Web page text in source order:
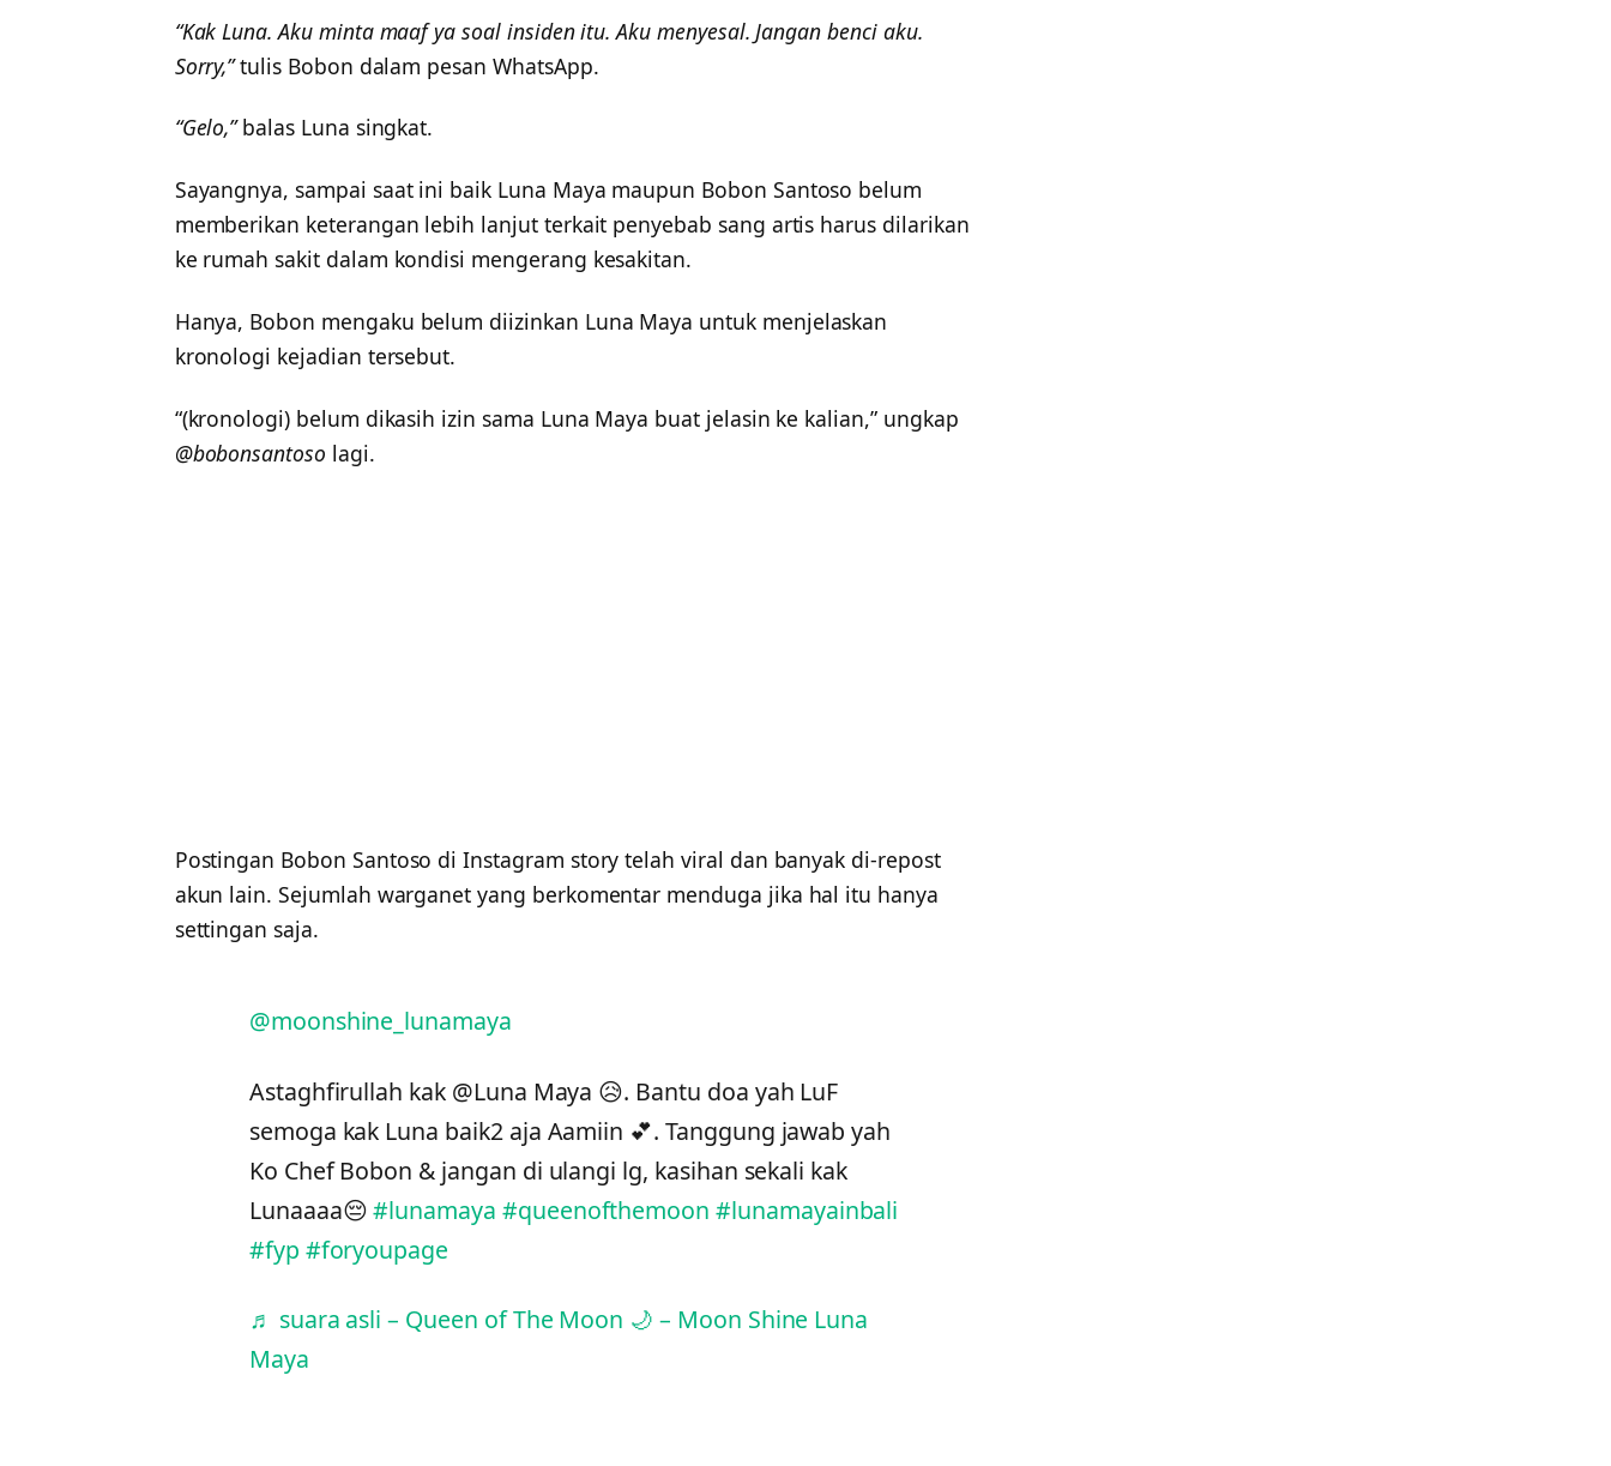
“Kak Luna. Aku minta maaf ya soal insiden itu. Aku menyesal. Jangan benci aku.
Sorry,”tulis Bobon dalam pesan WhatsApp.
“Gelo,”balas Luna singkat.
Sayangnya, sampai saat ini baik Luna Maya maupun Bobon Santoso belum
memberikan keterangan lebih lanjut terkait penyebab sang artis harus dilarikan
ke rumah sakit dalam kondisi mengerang kesakitan.
Hanya, Bobon mengaku belum diizinkan Luna Maya untuk menjelaskan
kronologi kejadian tersebut.
“(kronologi) belum dikasih izin sama Luna Maya buat jelasin ke kalian,” ungkap
@bobonsantoso lagi.
Postingan Bobon Santoso di Instagram story telah viral dan banyak di-repost
akun lain. Sejumlah warganet yang berkomentar menduga jika hal itu hanya
settingan saja.
@moonshine_lunamaya
Astaghfirullah kak @Luna Maya 😥. Bantu doa yah LuF
semoga kak Luna baik2 aja Aamiin 💕. Tanggung jawab yah
Ko Chef Bobon & jangan di ulangi lg, kasihan sekali kak
Lunaaaa😔#lunamaya #queenofthemoon #lunamayainbali
#fyp #foryoupage
♬ suara asli – Queen of The Moon 🌙 – Moon Shine Luna
Maya